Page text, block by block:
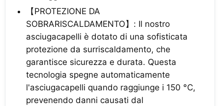
【PROTEZIONE DA
SOBRARISCALDAMENTO】: Il nostro
asciugacapelli è dotato di una sofisticata
protezione da surriscaldamento, che
garantisce sicurezza e durata. Questa
tecnologia spegne automaticamente
l'asciugacapelli quando raggiunge i 150 °C,
prevenendo danni causati dal